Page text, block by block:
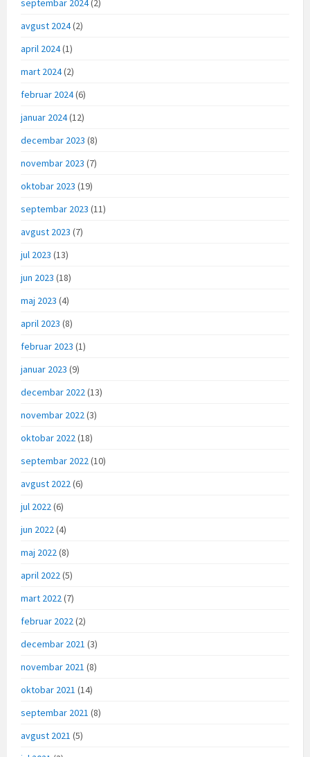
septembar 2024(2)
avgust 2024(2)
april 2024(1)
mart 2024(2)
februar 2024(6)
januar 2024(12)
decembar 2023 (8)
novembar 2023 (7)
oktobar 2023 (19)
septembar 2023 (11)
avgust 2023 (7)
jul 2023 (13)
jun 2023 (18)
maj 2023 (4)
april 2023 (8)
februar 2023 (1)
januar 2023 (9)
decembar 2022(13)
novembar 2022(3)
oktobar 2022(18)
septembar 2022(10)
avgust 2022(6)
jul 2022(6)
jun 2022(4)
maj 2022(8)
april 2022(5)
mart 2022(7)
februar 2022(2)
decembar 2021 (3)
novembar 2021 (8)
oktobar 2021 (14)
septembar 2021 (8)
avgust 2021 (5)